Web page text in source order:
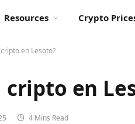
Resources Crypto
en Lesoto?
cripto en
4 Mins Read